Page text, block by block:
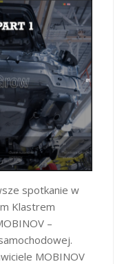
spotkanie w
Klastrem
–
MOBINOV